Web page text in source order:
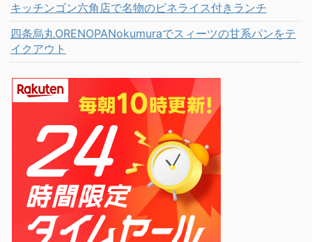
キッチンゴン六角店で名物のピネライス付きランチ
四条烏丸ORENOPANokumuraでスィーツの甘系パンをテ
イクアウト